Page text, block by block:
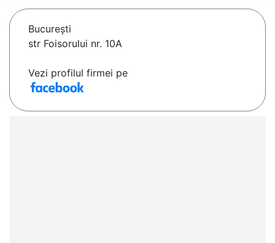
Bucureşti
str Foisorului nr. 10A
Vezi profilul firmei pe